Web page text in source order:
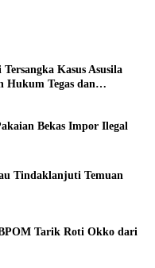
Kasus Asusila
Hukum Tegas dan
Bekas Impor Ilegal
Tindaklanjuti Temuan
Tarik Roti Okko dari